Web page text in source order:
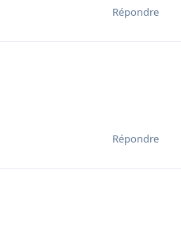
Répondre
Répondre